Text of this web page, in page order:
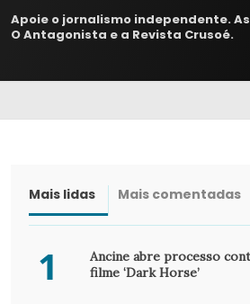
Apoie o jornalismo independente.
O Antagonista e a Revista Crusoé.
Mais lidas Mais comentadas
1
Ancine abre processo
filme ‘Dark Horse’